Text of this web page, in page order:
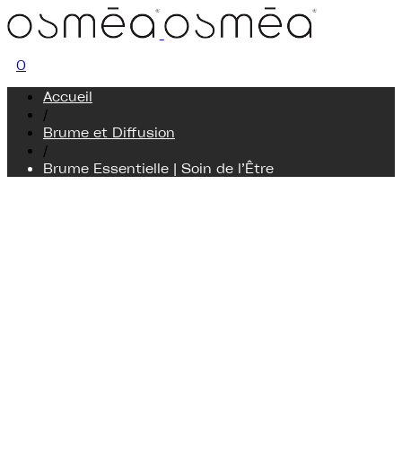
0
Accueil
/
Brume et Diffusion
/
Brume Essentielle | Soin de l’Être